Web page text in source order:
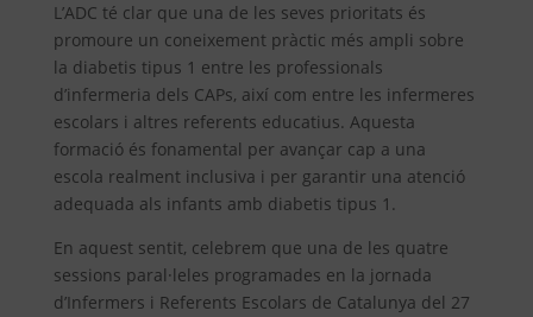
L’ADC té clar que una de les seves prioritats és
promoure un coneixement pràctic més ampli sobre
la diabetis tipus 1 entre les professionals
d’infermeria dels CAPs, així com entre les infermeres
escolars i altres referents educatius. Aquesta
formació és fonamental per avançar cap a una
escola realment inclusiva i per garantir una atenció
adequada als infants amb diabetis tipus 1.
En aquest sentit, celebrem que una de les quatre
sessions paral·leles programades en la jornada
d’Infermers i Referents Escolars de Catalunya del 27